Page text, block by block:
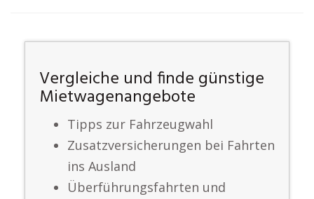
Vergleiche und finde günstige
Mietwagenangebote
Tipps zur Fahrzeugwahl
Zusatzversicherungen bei Fahrten
ins Ausland
Überführungsfahrten und